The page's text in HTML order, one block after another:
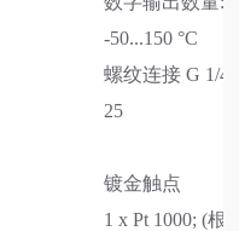
-50...150 °C
螺纹连接 G 1/4
25
镀金触点
1 x Pt 1000; (根